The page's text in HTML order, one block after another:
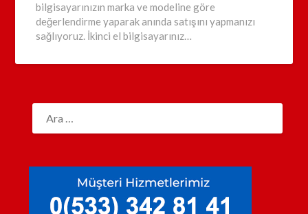
bilgisayarınızın marka ve modeline göre
değerlendirme yaparak anında satışını yapmanızı
sağlıyoruz. İkinci el bilgisayarınız…